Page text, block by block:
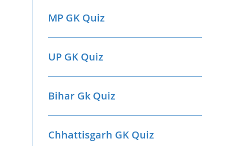
MP GK Quiz
UP GK Quiz
Bihar Gk Quiz
Chhattisgarh GK Quiz